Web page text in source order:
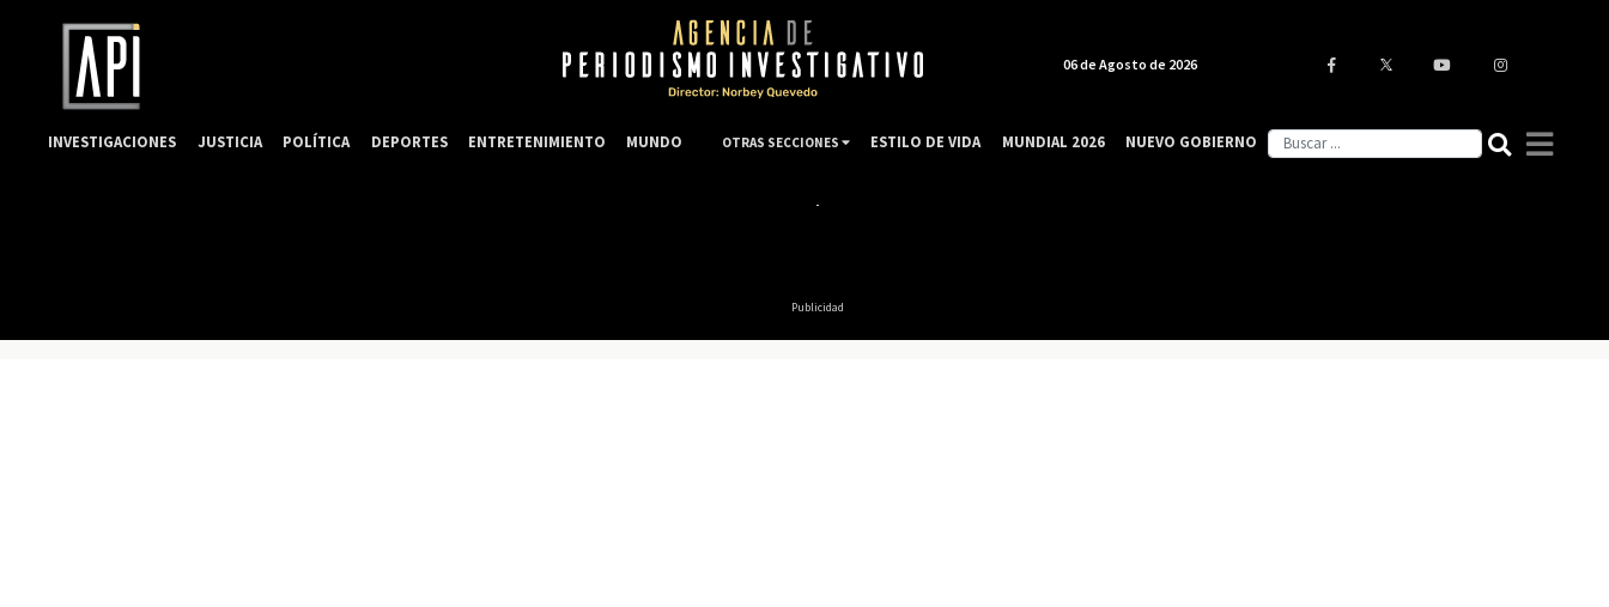
Publicidad
06 de Agosto de 2026
INVESTIGACIONES JUSTICIA POLÍTICA DEPORTES ENTRETENIMIENTO MUNDO OTRAS SECCIONES ESTILO DE VIDA MUNDIAL 2026 NUEVO GOBIERNO